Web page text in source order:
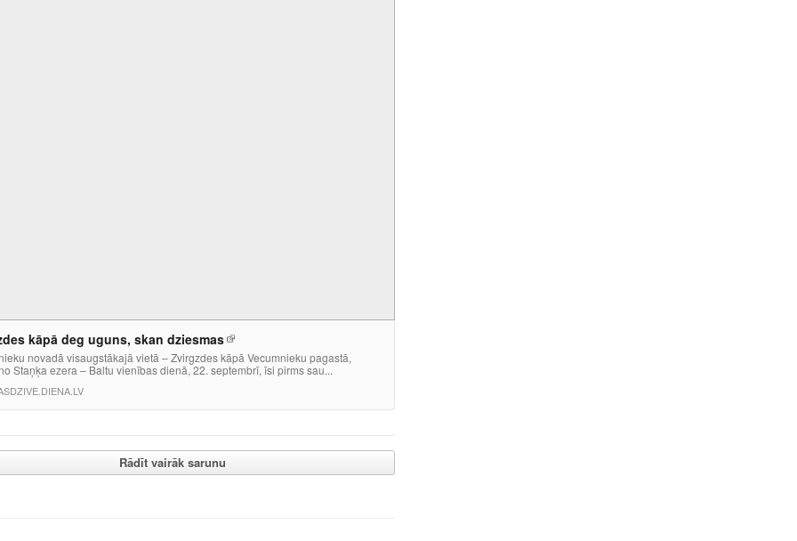
kāpā deg uguns, skan dziesmas
novadā visaugstākajā vietā – Zvirgzdes kāpā Vecumnieku pagastā,
Staņķa ezera – Baltu vienības dienā, 22. septembrī, īsi pirms sau...
Rādīt vairāk sarunu